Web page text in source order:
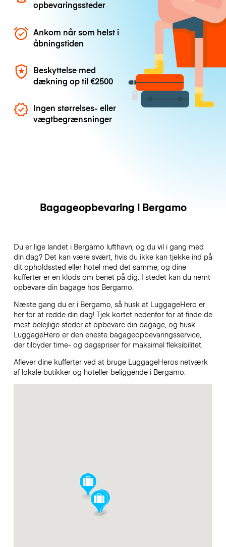
opbevaringssteder
Ankom når som helst i
åbningstiden
Beskyttelse med
dækning op til€2500
Ingen størrelses- eller
vægtbegrænsninger
Bagageopbevaring i Bergamo
Du er lige landet i Bergamo lufthavn, og du vil i gang med
din dag? Det kan være svært, hvis du ikke kan tjekke ind på
dit opholdssted eller hotel med det samme, og dine
kufferter er en klods om benet på dig. I stedet kan du nemt
opbevare din bagage hos Bergamo.
Næste gang du er i Bergamo, så husk at LuggageHero er
her for at redde din dag! Tjek kortet nedenfor for at finde de
mest belejlige steder at opbevare din bagage, og husk
LuggageHero er den eneste bagageopbevaringsservice,
der tilbyder time- og dagspriser for maksimal fleksibilitet.
Aflever dine kufferter ved at bruge LuggageHeros netværk
af lokale butikker og hoteller beliggende i Bergamo.